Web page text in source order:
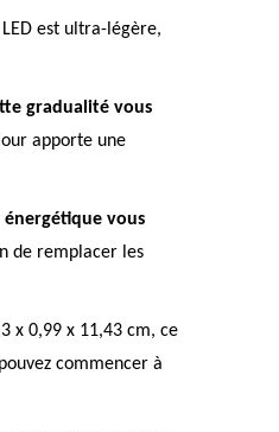
est ultra-légère,
gradualité vous
apporte une
énergétique vous
de remplacer les
x 0,99 x 11,43 cm, ce
commencer à